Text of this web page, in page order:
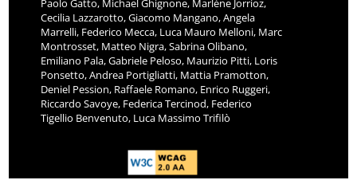
Paolo Gatto, Michael Ghignone, Marlène Jorrioz,
Cecilia Lazzarotto, Giacomo Mangano, Angela
Marrelli, Federico Mecca, Luca Mauro Melloni, Marc
Montrosset, Matteo Nigra, Sabrina Olibano,
Emiliano Pala, Gabriele Peloso, Maurizio Pitti, Loris
Ponsetto, Andrea Portigliatti, Mattia Pramotton,
Deniel Pession, Raffaele Romano, Enrico Ruggeri,
Riccardo Savoye, Federica Tercinod, Federico
Tigellio Benvenuto, Luca Massimo Trifilò